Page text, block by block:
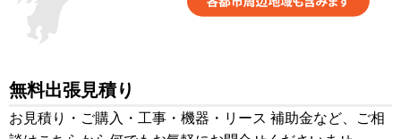
無料出張見積り
お見積り・ご購入・工事・機器・リース 補助金など、ご相